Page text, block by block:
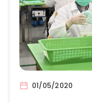
01/05/2020